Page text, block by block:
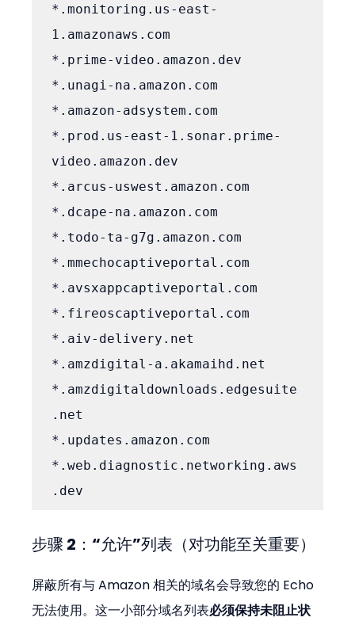
*.monitoring.us-east-
1.amazonaws.com
*.prime-video.amazon.dev
*.unagi-na.amazon.com
*.amazon-adsystem.com
*.prod.us-east-1.sonar.prime-
video.amazon.dev
*.arcus-uswest.amazon.com
*.dcape-na.amazon.com
*.todo-ta-g7g.amazon.com
*.mmechocaptiveportal.com
*.avsxappcaptiveportal.com
*.fireoscaptiveportal.com
*.aiv-delivery.net
*.amzdigital-a.akamaihd.net
*.amzdigitaldownloads.edgesuite
.net
*.updates.amazon.com
*.web.diagnostic.networking.aws
.dev
步骤 2：“允许”列表（对功能至关重要）
屏蔽所有与 Amazon 相关的域名会导致您的 Echo
无法使用。这一小部分域名列表必须保持未阻止状